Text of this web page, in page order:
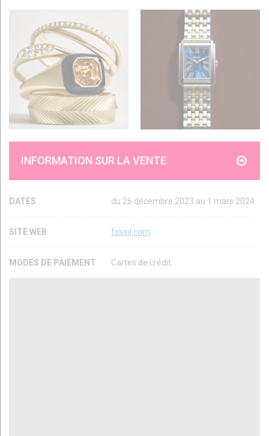
INFORMATION SUR LA VENTE
DATES du 26 décembre 2023 au 1 mars 2024
SITE WEB fossil.com
MODES DE PAIEMENT Cartes de crédit